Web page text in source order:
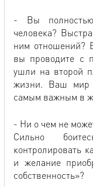
- Вы
человека?
ним отношений?
вы проводите с
ушли на второй
жизни. Ваш мир
самым важным в
- Ни о чем не
Сильно
контролировать
и желание
собственность»?